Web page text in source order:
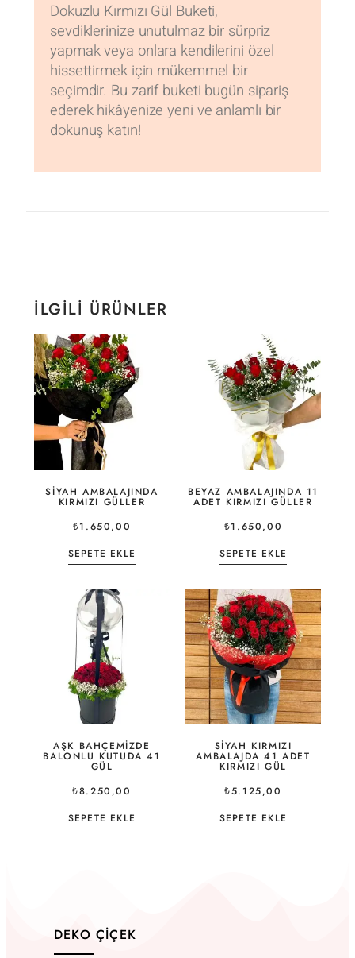
Dokuzlu Kırmızı Gül Buketi,
sevdiklerinize unutulmaz bir sürpriz
yapmak veya onlara kendilerini özel
hissettirmek için mükemmel bir
seçimdir. Bu zarif buketi bugün sipariş
ederek hikâyenize yeni ve anlamlı bir
dokunuş katın!
İLGILI ÜRÜNLER
SIYAH AMBALAJINDA
KIRMIZI GÜLLER
₺1.650,00
SEPETE EKLE
BEYAZ AMBALAJINDA 11
ADET KIRMIZI GÜLLER
₺1.650,00
SEPETE EKLE
AŞK BAHÇEMIZDE
BALONLU KUTUDA 41
GÜL
₺8.250,00
SEPETE EKLE
SIYAH KIRMIZI
AMBALAJDA 41 ADET
KIRMIZI GÜL
₺5.125,00
SEPETE EKLE
DEKO ÇIÇEK